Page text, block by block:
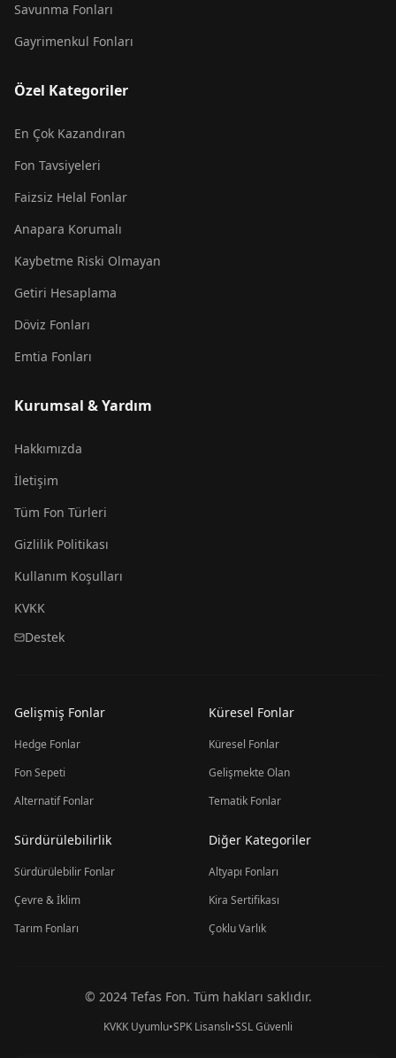
Savunma Fonları
Gayrimenkul Fonları
Özel Kategoriler
En Çok Kazandıran
Fon Tavsiyeleri
Faizsiz Helal Fonlar
Anapara Korumalı
Kaybetme Riski Olmayan
Getiri Hesaplama
Döviz Fonları
Emtia Fonları
Kurumsal & Yardım
Hakkımızda
İletişim
Tüm Fon Türleri
Gizlilik Politikası
Kullanım Koşulları
KVKK
Destek
Gelişmiş Fonlar
Hedge Fonlar
Fon Sepeti
Alternatif Fonlar
Küresel Fonlar
Küresel Fonlar
Gelişmekte Olan
Tematik Fonlar
Sürdürülebilirlik
Sürdürülebilir Fonlar
Çevre & İklim
Tarım Fonları
Diğer Kategoriler
Altyapı Fonları
Kira Sertifikası
Çoklu Varlık
© 2024 Tefas Fon. Tüm hakları saklıdır.
KVKK Uyumlu•SPK Lisanslı•SSL Güvenli